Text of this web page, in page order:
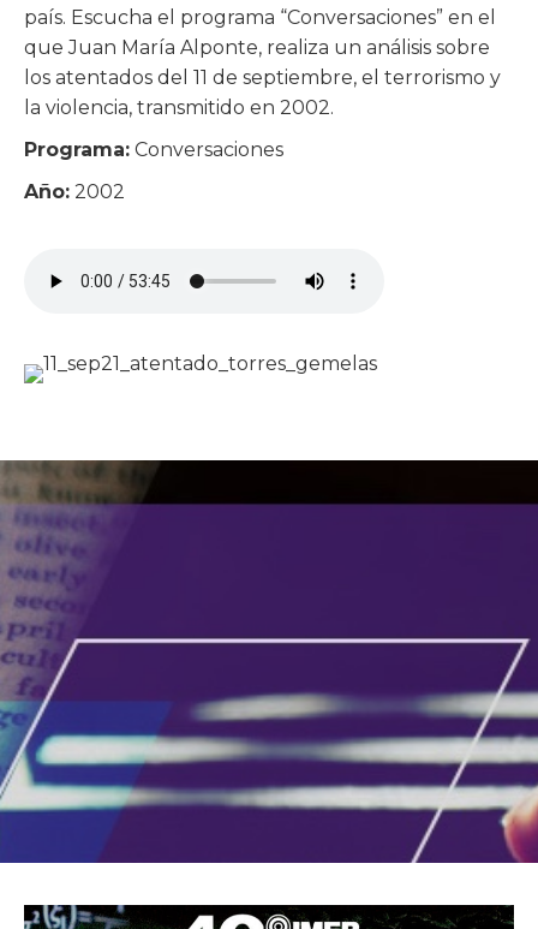
país. Escucha el programa “Conversaciones” en el
que Juan María Alponte, realiza un análisis sobre
los atentados del 11 de septiembre, el terrorismo y
la violencia, transmitido en 2002.
Programa: Conversaciones
Año: 2002